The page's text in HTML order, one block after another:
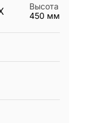
Высота
450 мм